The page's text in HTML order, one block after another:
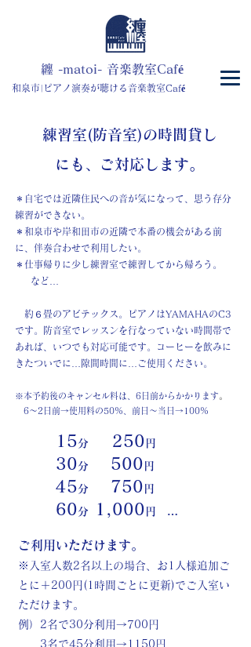
和泉市|ピアノ演奏が聴ける音楽教室Café
​纏 -matoi- 音楽教室Café
​練習室(防音室)の時間貸し
にも、ご対応します。
＊自宅では近隣住民への音が気になって、思う存分
練習ができない。
＊和泉市や岸和田市の近隣で本番の機会がある前
に、伴奏合わせで利用したい。
＊仕事帰りに少し練習室で練習してから帰ろう。
など…
約６畳のアビテックス。ピアノはYAMAHAのC3
です。防音室でレッスンを行なっていない時間帯で
あれば、いつでも対応可能です。コーヒーを飲みに
きたついでに…隙間時間に…ご使用ください。​
※本予約後のキャンセル料は、6日前からかかります 。
6〜2日前→使用料の50%、前日〜当日→100%
15分 250 円
30分 500 円
45分 750 円
60分 1,000 円 …
ご利用いただけます。
※入室人数2名以上の場合、お1人様追加ご
とに＋200円(1時間ごとに更新)でご入室い
ただけます。
例）2名で30分利用→700円
3名で45分利用→1150円